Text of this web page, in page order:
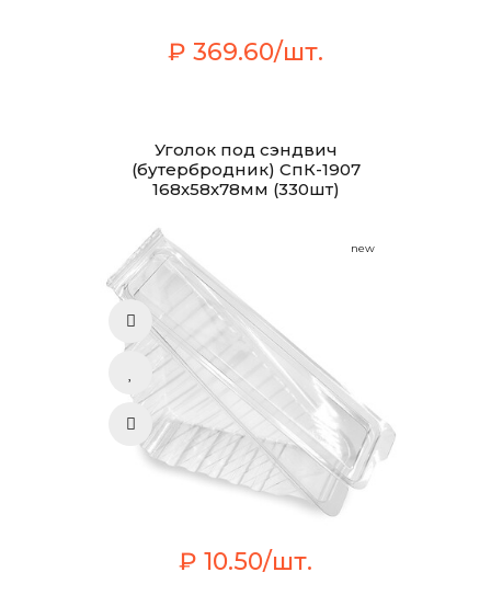
₽ 369.60/шт.
Уголок под сэндвич
(бутербродник) СпК-1907
168х58х78мм (330шт)
new
₽ 10.50/шт.